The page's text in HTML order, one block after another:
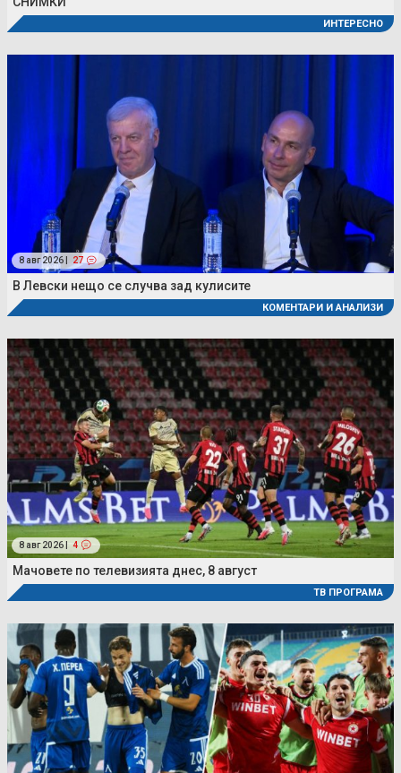
ИНТЕРЕСНО
8 авг 2026 | 27
В Левски нещо се случва зад кулисите
КОМЕНТАРИ И АНАЛИЗИ
8 авг 2026 | 4
Мачовете по телевизията днес, 8 август
ТВ ПРОГРАМА